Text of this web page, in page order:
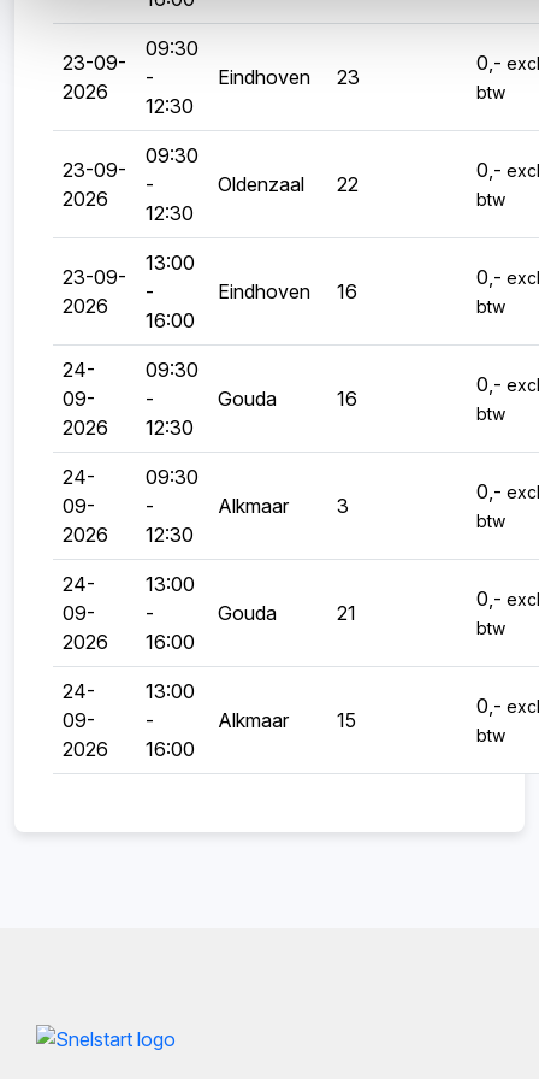
23-09-
2026
09:30
-
12:30
Eindhoven 23
0,-
btw
23-09-
2026
09:30
-
12:30
Oldenzaal 22
0,-
btw
23-09-
2026
13:00
-
16:00
Eindhoven 16
0,-
btw
24-
09-
2026
09:30
-
12:30
Gouda 16
0,-
btw
24-
09-
2026
09:30
-
12:30
Alkmaar 3
0,-
btw
24-
09-
2026
13:00
-
16:00
Gouda 21
0,-
btw
24-
09-
2026
13:00
-
16:00
Alkmaar 15
0,-
btw